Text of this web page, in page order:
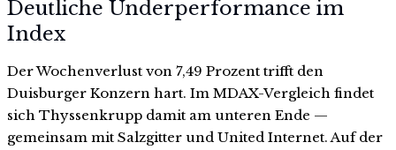
Deutliche Underperformance im
Index
Der Wochenverlust von 7,49 Prozent trifft den
Duisburger Konzern hart. Im MDAX-Vergleich findet
sich Thyssenkrupp damit am unteren Ende —
gemeinsam mit Salzgitter und United Internet. Auf der